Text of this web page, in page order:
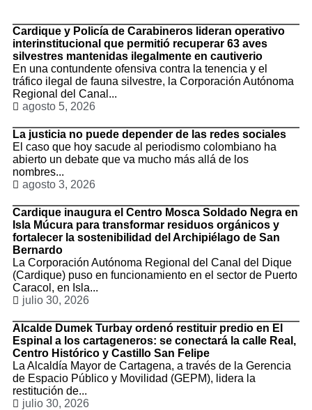
Cardique y Policía de Carabineros lideran operativo
interinstitucional que permitió recuperar 63 aves
silvestres mantenidas ilegalmente en cautiverio
En una contundente ofensiva contra la tenencia y el
tráfico ilegal de fauna silvestre, la Corporación Autónoma
Regional del Canal...
agosto 5, 2026
La justicia no puede depender de las redes sociales
El caso que hoy sacude al periodismo colombiano ha
abierto un debate que va mucho más allá de los
nombres...
agosto 3, 2026
Cardique inaugura el Centro Mosca Soldado Negra en
Isla Múcura para transformar residuos orgánicos y
fortalecer la sostenibilidad del Archipiélago de San
Bernardo
La Corporación Autónoma Regional del Canal del Dique
(Cardique) puso en funcionamiento en el sector de Puerto
Caracol, en Isla...
julio 30, 2026
Alcalde Dumek Turbay ordenó restituir predio en El
Espinal a los cartageneros: se conectará la calle Real,
Centro Histórico y Castillo San Felipe
La Alcaldía Mayor de Cartagena, a través de la Gerencia
de Espacio Público y Movilidad (GEPM), lidera la
restitución de...
julio 30, 2026